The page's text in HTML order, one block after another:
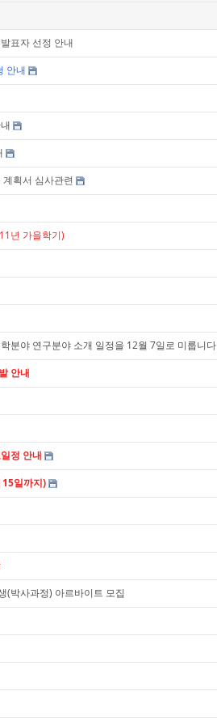
표자 선정 안내
안내
획서 심사관련
년 가을학기)
분야 연구분야 소개 일정을 12월 7일로 미룹니다
안내
정 안내
일까지)
(박사과정) 아르바이트 모집